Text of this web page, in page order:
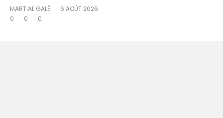
MARTIAL GALÉ
6 AOÛT 2026
0
0 0